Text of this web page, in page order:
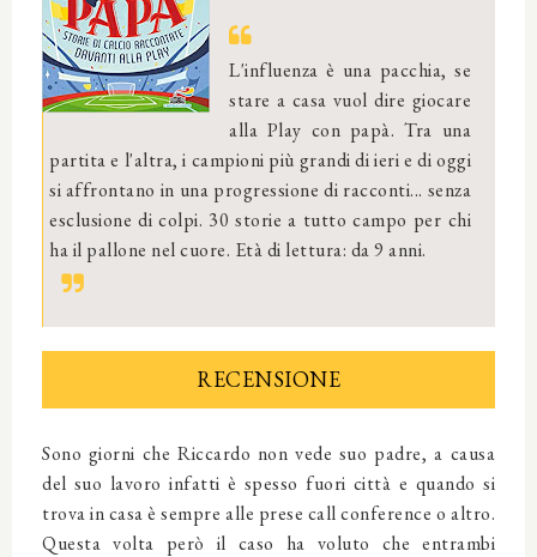
L'influenza è una pacchia, se
stare a casa vuol dire giocare
alla Play con papà. Tra una
partita e l'altra, i campioni più grandi di ieri e di oggi
si affrontano in una progressione di racconti... senza
esclusione di colpi. 30 storie a tutto campo per chi
ha il pallone nel cuore. Età di lettura: da 9 anni.
RECENSIONE
Sono giorni che Riccardo non vede suo padre, a causa
del suo lavoro infatti è spesso fuori città e quando si
trova in casa è sempre alle prese call conference o altro.
Questa volta però il caso ha voluto che entrambi